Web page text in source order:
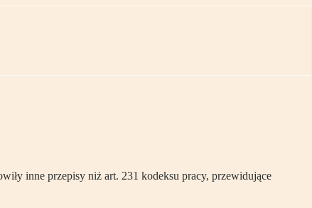
inne przepisy niż art. 231 kodeksu pracy, przewidujące